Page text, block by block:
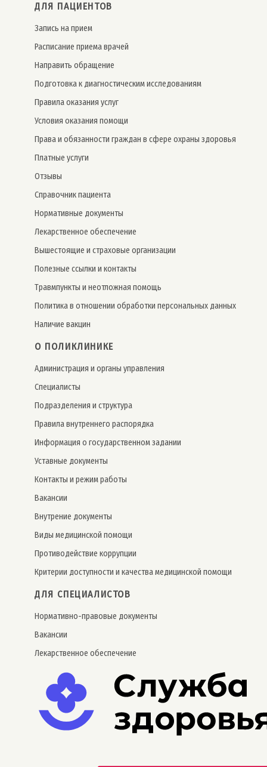
ДЛЯ ПАЦИЕНТОВ
Запись на прием
Расписание приема врачей
Направить обращение
Подготовка к диагностическим исследованиям
Правила оказания услуг
Условия оказания помощи
Права и обязанности граждан в сфере охраны здоровья
Платные услуги
Отзывы
Справочник пациента
Нормативные документы
Лекарственное обеспечение
Вышестоящие и страховые организации
Полезные ссылки и контакты
Травмпункты и неотложная помощь
Политика в отношении обработки персональных данных
Наличие вакцин
О ПОЛИКЛИНИКЕ
Администрация и органы управления
Специалисты
Подразделения и структура
Правила внутреннего распорядка
Информация о государственном задании
Уставные документы
Контакты и режим работы
Вакансии
Внутрение документы
Виды медицинской помощи
Противодействие коррупции
Критерии доступности и качества медицинской помощи
ДЛЯ СПЕЦИАЛИСТОВ
Нормативно-правовые документы
Вакансии
Лекарственное обеспечение